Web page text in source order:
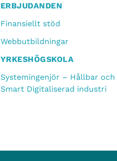
ERBJUDANDEN
Finansiellt stöd
Webbutbildningar
YRKESHÖGSKOLA
Systemingenjör – Hållbar och
Smart Digitaliserad industri